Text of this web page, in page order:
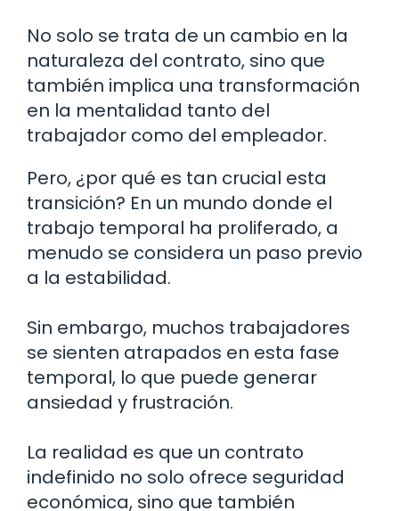
No solo se trata de un cambio en la
naturaleza del contrato, sino que
también implica una transformación
en la mentalidad tanto del
trabajador como del empleador.
Pero, ¿por qué es tan crucial esta
transición? En un mundo donde el
trabajo temporal ha proliferado, a
menudo se considera un paso previo
a la estabilidad.
Sin embargo, muchos trabajadores
se sienten atrapados en esta fase
temporal, lo que puede generar
ansiedad y frustración.
La realidad es que un contrato
indefinido no solo ofrece seguridad
económica, sino que también